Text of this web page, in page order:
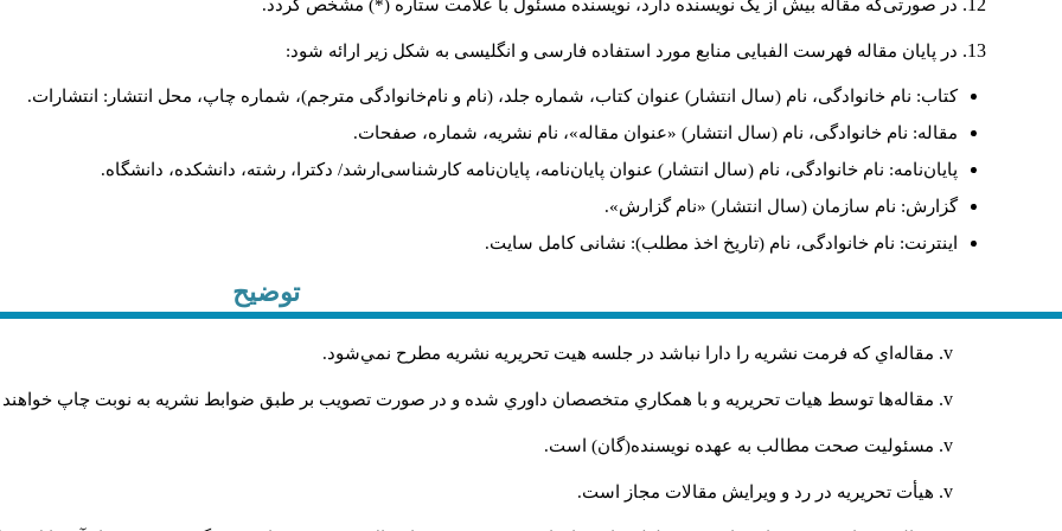
در صورتی‌که مقاله بیش از یک نویسنده دارد، نویسنده مسئول با علامت ستاره (*) مشخص گردد.
در پایان مقاله فهرست الفبایی منابع مورد استفاده فارسی و انگلیسی به شکل زیر ارائه شود:
کتاب: نام خانوادگی، نام (سال انتشار) عنوان کتاب، شماره جلد، (نام و نام‌خانوادگی مترجم)، شماره چاپ، محل انتشار: انتشارات.
مقاله: نام خانوادگی، نام (سال انتشار) «عنوان مقاله»، نام نشریه، شماره، صفحات.
پایان‌نامه: نام خانوادگی، نام (سال انتشار) عنوان پایان‌نامه، پایان‌نامه کارشناسی‌ارشد/ دکترا، رشته، دانشکده، دانشگاه.
گزارش: نام سازمان (سال انتشار) «نام گزارش».
اینترنت: نام خانوادگی، نام (تاریخ اخذ مطلب): نشانی کامل سایت.
توضیح
مقاله‌اي كه فرمت نشريه را دارا نباشد در جلسه هيت تحريريه نشريه مطرح نمي‌شود.
مقاله‌ها توسط هیات تحريريه و با همکاري متخصصان داوري شده و در صورت تصويب بر طبق ضوابط نشريه به نوبت چاپ
مسئوليت صحت مطالب به عهده نويسنده(گان) است.
هيأت تحريريه در رد و ويرايش مقالات مجاز است.